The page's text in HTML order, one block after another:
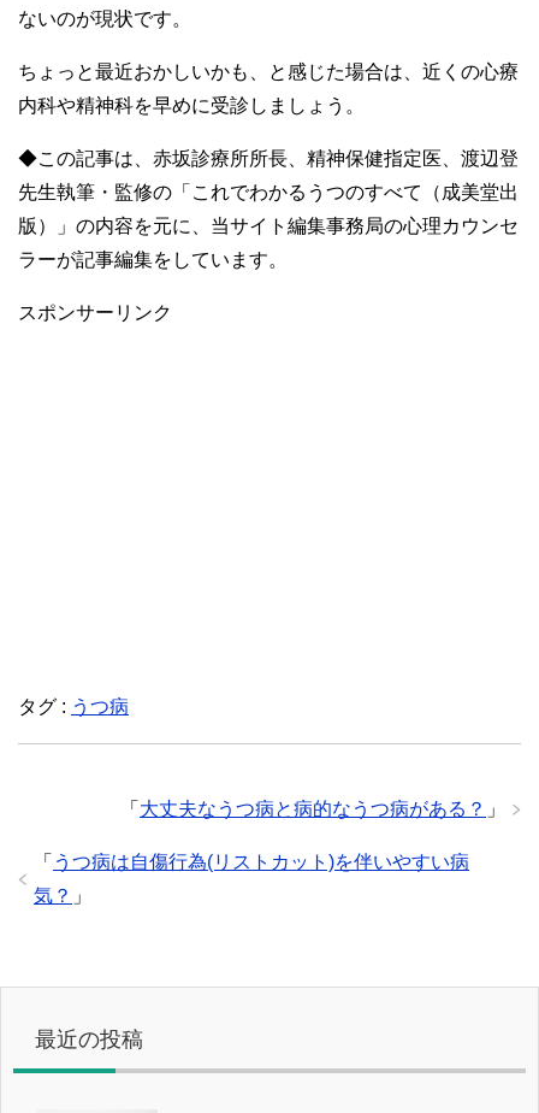
ないのが現状です。
ちょっと最近おかしいかも、と感じた場合は、近くの心療
内科や精神科を早めに受診しましょう。
◆この記事は、赤坂診療所所長、精神保健指定医、渡辺登
先生執筆・監修の「これでわかるうつのすべて（成美堂出
版）」の内容を元に、当サイト編集事務局の心理カウンセ
ラーが記事編集をしています。
スポンサーリンク
タグ : うつ病
「 大丈夫なうつ病と病的なうつ病がある？ 」
「 うつ病は自傷行為(リストカット)を伴いやすい病
気？ 」
最近の投稿